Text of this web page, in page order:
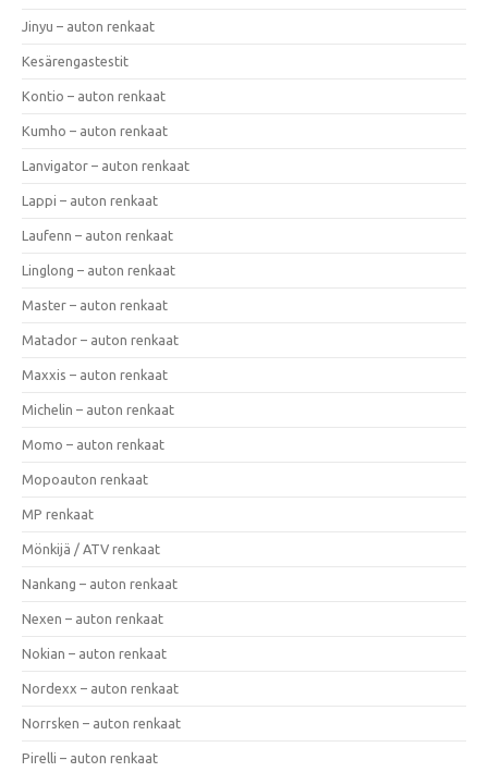
Jinyu – auton renkaat
Kesärengastestit
Kontio – auton renkaat
Kumho – auton renkaat
Lanvigator – auton renkaat
Lappi – auton renkaat
Laufenn – auton renkaat
Linglong – auton renkaat
Master – auton renkaat
Matador – auton renkaat
Maxxis – auton renkaat
Michelin – auton renkaat
Momo – auton renkaat
Mopoauton renkaat
MP renkaat
Mönkijä / ATV renkaat
Nankang – auton renkaat
Nexen – auton renkaat
Nokian – auton renkaat
Nordexx – auton renkaat
Norrsken – auton renkaat
Pirelli – auton renkaat